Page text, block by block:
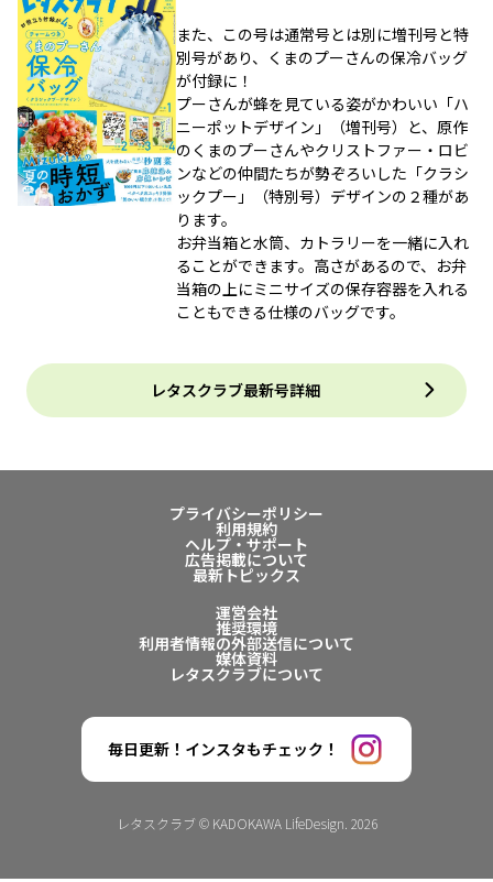
また、この号は通常号とは別に増刊号と特
別号があり、くまのプーさんの保冷バッグ
が付録に！
プーさんが蜂を見ている姿がかわいい「ハ
ニーポットデザイン」（増刊号）と、原作
のくまのプーさんやクリストファー・ロビ
ンなどの仲間たちが勢ぞろいした「クラシ
ックプー」（特別号）デザインの２種があ
ります。
お弁当箱と水筒、カトラリーを一緒に入れ
ることができます。高さがあるので、お弁
当箱の上にミニサイズの保存容器を入れる
こともできる仕様のバッグです。
レタスクラブ最新号詳細
プライバシーポリシー
利用規約
ヘルプ・サポート
広告掲載について
最新トピックス
運営会社
推奨環境
利用者情報の外部送信について
媒体資料
レタスクラブについて
毎日更新！インスタもチェック！
レタスクラブ © KADOKAWA LifeDesign. 2026